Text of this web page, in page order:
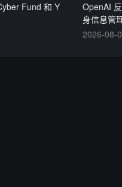
Fund 和 Y
OpenAI
身信息管
2026-08-